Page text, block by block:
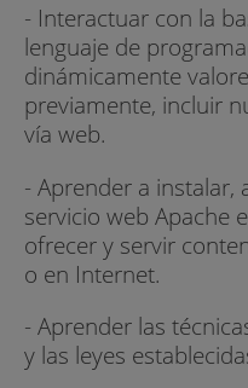
- Interactuar con la
lenguaje de
dinámicamente
previamente, incluir
vía web.
- Aprender a
servicio web Apache
ofrecer y servir
o en Internet.
- Aprender las
y las leyes